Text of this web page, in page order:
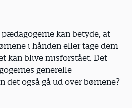
kan betyde, at
i hånden eller tage dem
kan blive misforstået. Det
generelle
det også gå ud over børnene?